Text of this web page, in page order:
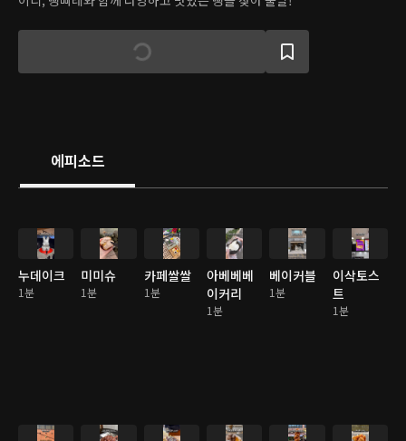
에피소드
누데이크
1분
미미슈
1분
카페쌀쌀
1분
아베베베
이커리
1분
베이커블
1분
이삭토스
트
1분